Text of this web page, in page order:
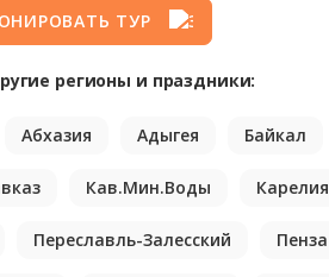
ТУР
регионы и праздники:
Абхазия Адыгея Байкал
Кав.Мин.Воды Карелия
Переславль-Залесский Пенза